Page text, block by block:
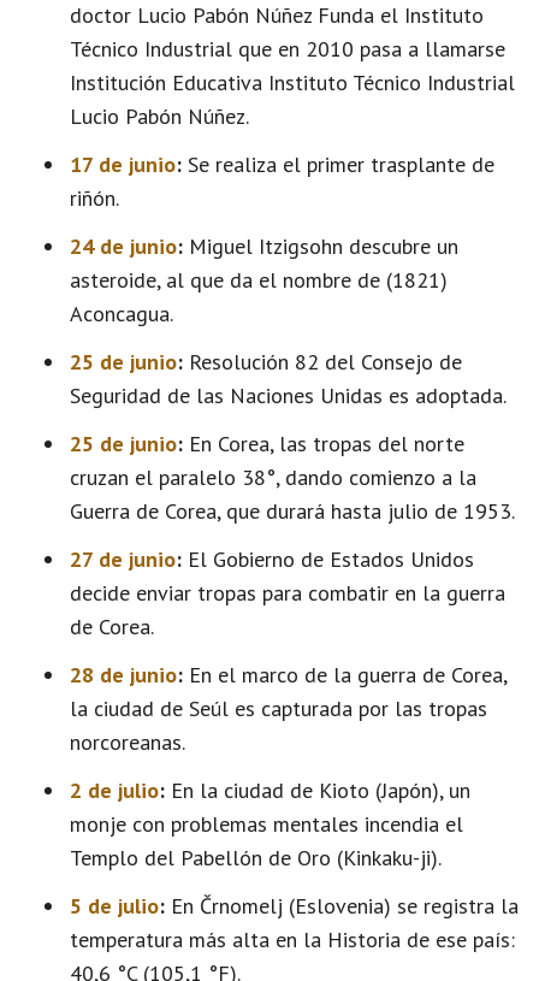
doctor Lucio Pabón Núñez Funda el Instituto
Técnico Industrial que en 2010 pasa a llamarse
Institución Educativa Instituto Técnico Industrial
Lucio Pabón Núñez.
17 de junio: Se realiza el primer trasplante de
riñón.
24 de junio: Miguel Itzigsohn descubre un
asteroide, al que da el nombre de (1821)
Aconcagua.
25 de junio: Resolución 82 del Consejo de
Seguridad de las Naciones Unidas es adoptada.
25 de junio: En Corea, las tropas del norte
cruzan el paralelo 38°, dando comienzo a la
Guerra de Corea, que durará hasta julio de 1953.
27 de junio: El Gobierno de Estados Unidos
decide enviar tropas para combatir en la guerra
de Corea.
28 de junio: En el marco de la guerra de Corea,
la ciudad de Seúl es capturada por las tropas
norcoreanas.
2 de julio: En la ciudad de Kioto (Japón), un
monje con problemas mentales incendia el
Templo del Pabellón de Oro (Kinkaku-ji).
5 de julio: En Črnomelj (Eslovenia) se registra la
temperatura más alta en la Historia de ese país:
40,6 °C (105,1 °F).